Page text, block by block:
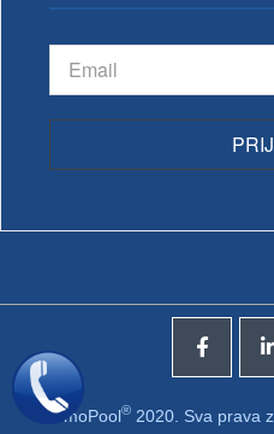
TermoPool®2020. Sva prava